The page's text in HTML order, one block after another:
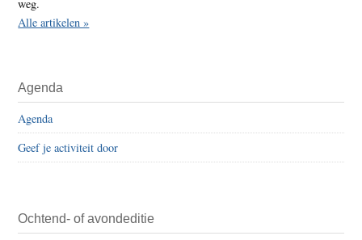
weg.
Alle artikelen »
Agenda
Agenda
Geef je activiteit door
Ochtend- of avondeditie